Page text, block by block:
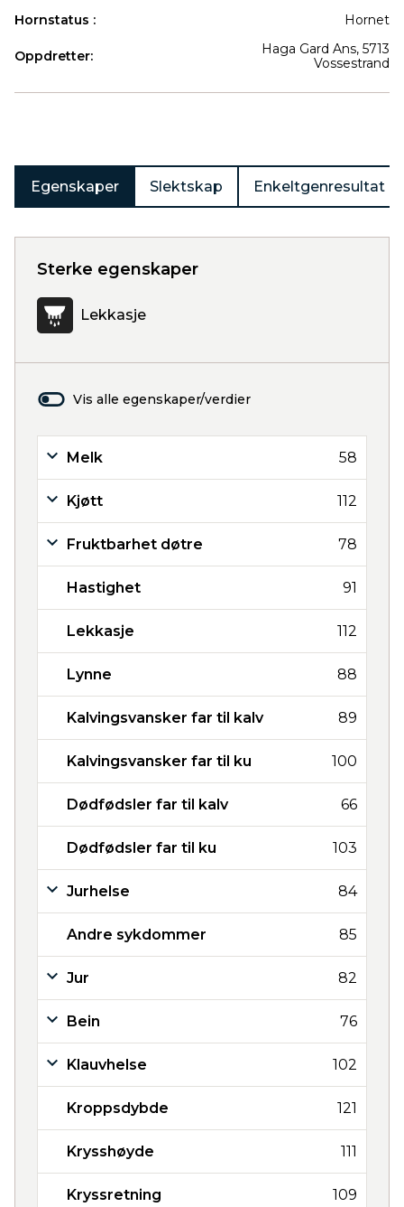
Hornstatus :
Hornet
Oppdretter:
Haga Gard Ans, 5713
Vossestrand
Egenskaper Slektskap Enkeltgenresultat
Sterke egenskaper
Lekkasje
Vis alle egenskaper/verdier
Melk 58
Kjøtt 112
Fruktbarhet døtre 78
Hastighet 91
Lekkasje 112
Lynne 88
Kalvingsvansker far til kalv 89
Kalvingsvansker far til ku 100
Dødfødsler far til kalv 66
Dødfødsler far til ku 103
Jurhelse 84
Andre sykdommer 85
Jur 82
Bein 76
Klauvhelse 102
Kroppsdybde 121
Krysshøyde 111
Kryssretning 109